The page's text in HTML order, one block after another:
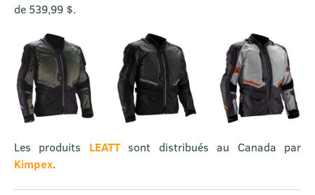
de 539,99 $.
Les produits LEATTsont distribués au Canada par
Kimpex.